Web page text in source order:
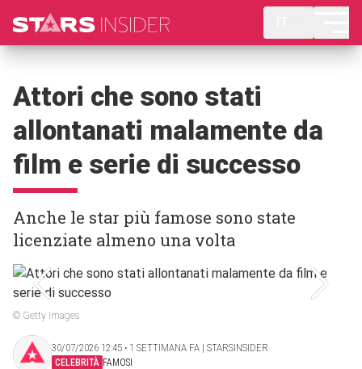
Attori che sono stati
allontanati malamente da
film e serie di successo
Anche le star più famose sono state
licenziate almeno una volta
© Getty Images
30/07/2026 12:45 ‧ 1 SETTIMANA FA | STARSINSIDER
CELEBRITÀ FAMOSI